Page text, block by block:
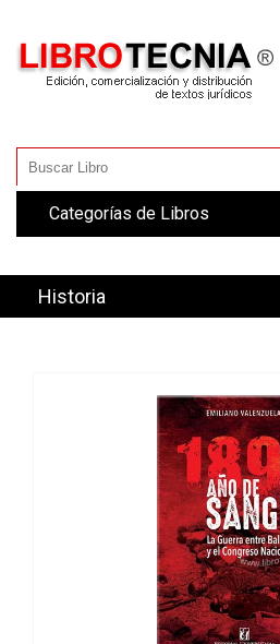
Categorías de Libros
Historia